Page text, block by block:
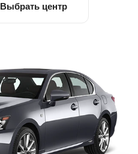
Выбрать центр